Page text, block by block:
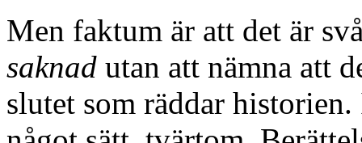
Men faktum är att det är
saknad utan att nämna att
slutet som räddar